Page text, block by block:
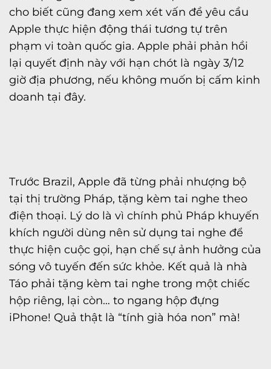
cho biết cũng đang xem xét vấn đề yêu cầu
Apple thực hiện động thái tương tự trên
phạm vi toàn quốc gia. Apple phải phản hồi
lại quyết định này với hạn chót là ngày 3/12
giờ địa phương, nếu không muốn bị cấm kinh
doanh tại đây.
Trước Brazil, Apple đã từng phải nhượng bộ
tại thị trường Pháp, tặng kèm tai nghe theo
điện thoại. Lý do là vì chính phủ Pháp khuyến
khích người dùng nên sử dụng tai nghe để
thực hiện cuộc gọi, hạn chế sự ảnh hưởng của
sóng vô tuyến đến sức khỏe. Kết quả là nhà
Táo phải tặng kèm tai nghe trong một chiếc
hộp riêng, lại còn… to ngang hộp đựng
iPhone! Quả thật là “tính già hóa non” mà!